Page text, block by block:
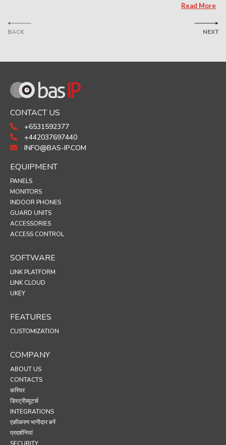
BACK
Read More
NEXT
CONTACT US
+6531592377
+442037697440
INFO@BAS-IP.COM
EQUIPMENT
PANELS
MONITORS
INDOOR PHONES
GUARD UNITS
ACCESSORIES
ACCESS CONTROL
SOFTWARE
LINK PLATFORM
LINK CLOUD
UKEY
FEATURES
CUSTOMIZATION
COMPANY
ABOUT US
CONTACTS
करियर
डिस्ट्रीब्यूटर्स
INTEGRATIONS
एकीकरण भागीदार बनें
प्रदर्शनियां